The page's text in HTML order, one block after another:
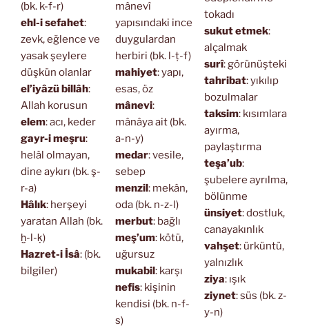
(bk. k-f-r)
ehl-i sefahet:
zevk, eğlence ve
yasak şeylere
düşkün olanlar
el’iyâzü billâh:
Allah korusun
elem: acı, keder
gayr-i meşru:
helâl olmayan,
dine aykırı (bk. ş-
r-a)
Hâlık: herşeyi
yaratan Allah (bk.
ḫ-l-ḳ)
Hazret-i İsâ: (bk.
bilgiler)
mânevî
yapısındaki ince
duygulardan
herbiri (bk. l-ṭ-f)
mahiyet: yapı,
esas, öz
mânevi:
mânâya ait (bk.
a-n-y)
medar: vesile,
sebep
menzil: mekân,
oda (bk. n-z-l)
merbut: bağlı
meş’um: kötü,
uğursuz
mukabil: karşı
nefis: kişinin
kendisi (bk. n-f-
s)
tokadı
sukut etmek:
alçalmak
surî: görünüşteki
tahribat: yıkılıp
bozulmalar
taksim: kısımlara
ayırma,
paylaştırma
teşa’ub:
şubelere ayrılma,
bölünme
ünsiyet: dostluk,
canayakınlık
vahşet: ürküntü,
yalnızlık
ziya: ışık
ziynet: süs (bk. z-
y-n)